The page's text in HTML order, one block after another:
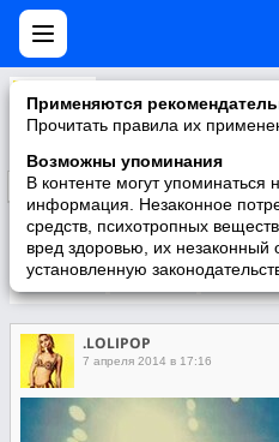
Применяются
Прочитать правила их
Возможны упоминания
В контенте могут упоминаться
информация. Незаконное
средств, психотропных
вред здоровью, их незаконный
установленную
11.06.2013
Подписаться
Участники О группе
.LOLIPOP
7 апреля 2014 в 17:16